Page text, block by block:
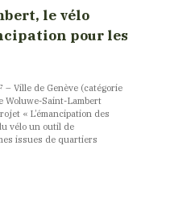
le vélo
pour les
Ville de Genève (catégorie
Woluwe-Saint-Lambert
« L’émancipation des
vélo un outil de
issues de quartiers